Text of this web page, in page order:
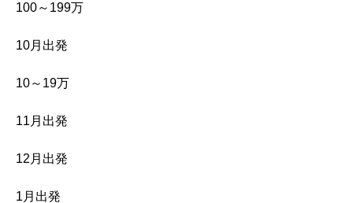
100～199万
10月出発
10～19万
11月出発
12月出発
1月出発